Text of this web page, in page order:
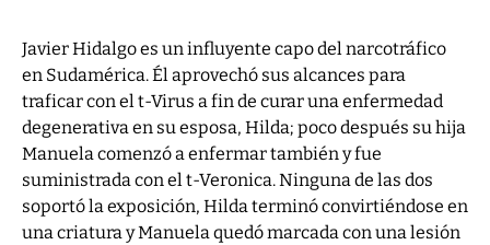
Javier Hidalgo es un influyente capo del narcotráfico
en Sudamérica. Él aprovechó sus alcances para
traficar con el t-Virus a fin de curar una enfermedad
degenerativa en su esposa, Hilda; poco después su hija
Manuela comenzó a enfermar también y fue
suministrada con el t-Veronica. Ninguna de las dos
soportó la exposición, Hilda terminó convirtiéndose en
una criatura y Manuela quedó marcada con una lesión